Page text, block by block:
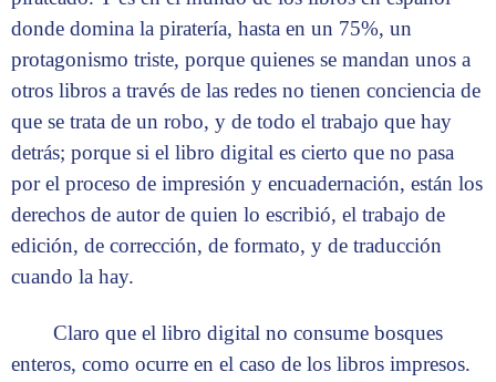
donde domina la piratería, hasta en un 75%, un
protagonismo triste, porque quienes se mandan unos a
otros libros a través de las redes no tienen conciencia de
que se trata de un robo, y de todo el trabajo que hay
detrás; porque si el libro digital es cierto que no pasa
por el proceso de impresión y encuadernación, están los
derechos de autor de quien lo escribió, el trabajo de
edición, de corrección, de formato, y de traducción
cuando la hay.
Claro que el libro digital no consume bosques
enteros, como ocurre en el caso de los libros impresos.